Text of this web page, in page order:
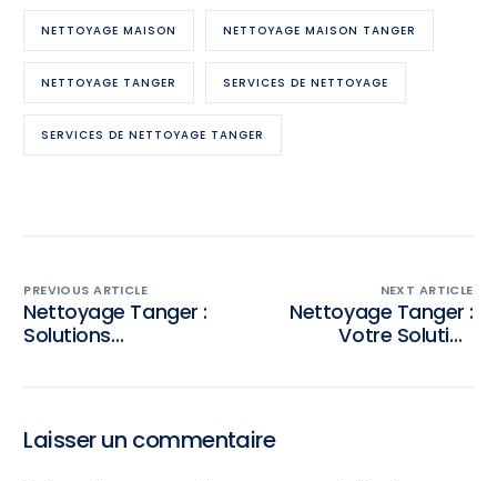
NETTOYAGE MAISON NETTOYAGE MAISON TANGER
NETTOYAGE TANGER SERVICES DE NETTOYAGE
SERVICES DE NETTOYAGE TANGER
PREVIOUS ARTICLE
Nettoyage Tanger :
Solutions
NEXT ARTICLE
Nettoyage Tanger :
Votre Solution
Laisser un commentaire